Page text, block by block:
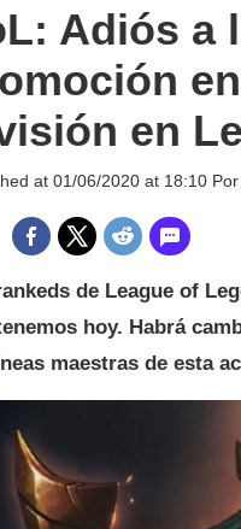
Adiós a
en
at 01/06/2020 at 18:10
de League of
hoy. Habrá
maestras de esta